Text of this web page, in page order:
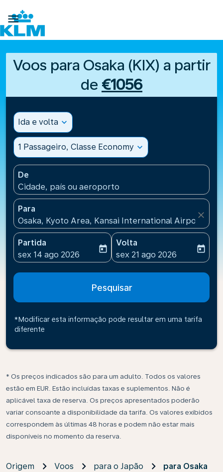

Voos para Osaka (KIX) a partir
de €1056
Ida e volta expand_more
1 Passageiro, Classe Economy expand_more
De
Cidade, país ou aeroporto
Para
Osaka, Kyoto Area, Kansai International
close
Partida
fc-booking-departure-date-aria-label
sex 14 ago 2026
today
Volta
fc-booking-return-date-
sex 21 ago 2026
today
Pesquisar
*Modificar esta informação pode resultar em uma tarifa
diferente
* Os preços indicados são para um adulto. Todos os valores
estão em EUR. Estão incluídas taxas e suplementos. Não é
aplicável taxa de reserva. Os preços apresentados poderão
variar consoante a disponibilidade da tarifa. Os valores exibidos
correspondem às últimas 48 horas e podem não estar mais
disponíveis no momento da reserva.
Origem Voos para o Japão para Osaka